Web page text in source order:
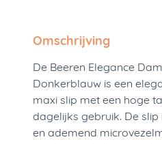
Omschrijving
De Beeren Elegance
Donkerblauw is een
maxi slip met een hoge
dagelijks gebruik. De
en ademend